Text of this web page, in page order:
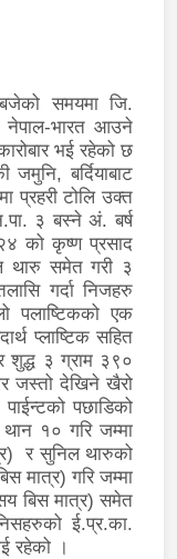
समयमा जि.
नेपाल-भारत आउने
भई रहेको छ
बर्दियाबाट
प्रहरी टोलि उक्त
३ बस्ने अं. बर्ष
को कृष्ण प्रसाद
थारु समेत गरी ३
गर्दा निजहरु
पलाष्टिकको एक
प्लाष्टिक सहित
शुद्ध ३ ग्राम ३९०
जस्तो देखिने खैरो
पछाडिको
१० गरि जम्मा
र सुनिल थारुको
मात्र) गरि जम्मा
बिस मात्र) समेत
ई.प्र.का.
रहेको ।